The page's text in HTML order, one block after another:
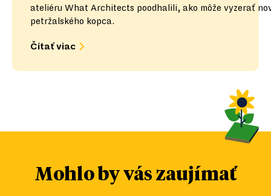
ateliéru What Architects poodhalili, ako môže vyzerať
petržalského kopca.
Čítať viac
Mohlo by vás zaujímať